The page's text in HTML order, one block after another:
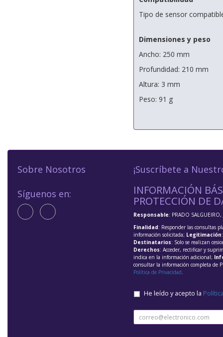
Tipo de sensor
Dimensiones y peso
Ancho: 250 mm
Profundidad: 210 mm
Altura: 3 mm
Peso: 91 g
Sobre Nosotros
Síguenos en:
¡Suscríbete a
INFORMACIÓN
PROTECCIÓN DE
Responsable: PRADO SALGUEIRO,
Finalidad: Responder las consultas
información solicitada; Legitimación
Destinatarios: Solo se realizan
Derechos: Acceder, rectificar y
indica en la información adicional;
consultar la información completa de
Política de Privacidad.
He leído y acepto la